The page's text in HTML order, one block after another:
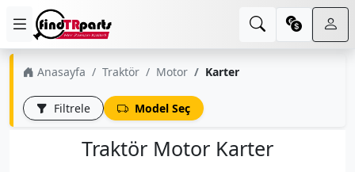
Anasayfa Traktör Motor Karter
Filtrele Model Seç
Traktör Motor Karter